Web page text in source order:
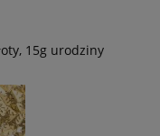
15g urodziny